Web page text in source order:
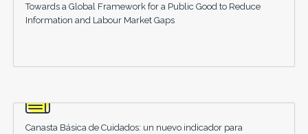
Towards a Global Framework for a Public Good to Reduce
Information and Labour Market Gaps
Canasta Básica de Cuidados: un nuevo indicador para